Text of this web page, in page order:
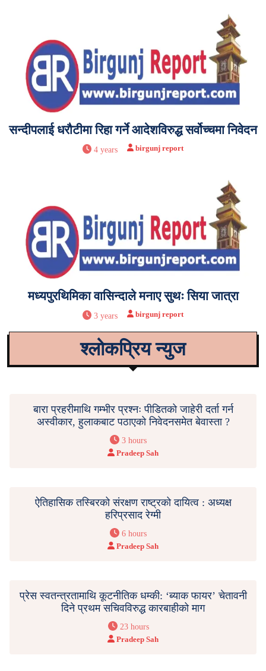
सन्दीपलाई धरौटीमा रिहा गर्ने आदेशविरुद्ध सर्वोच्चमा निवेदन
4 years birgunj report
मध्यपुरथिमिका वासिन्दाले मनाए सुथः सिया जात्रा
3 years birgunj report
श्लोकप्रिय न्युज
बारा प्रहरीमाथि गम्भीर प्रश्नः पीडितको जाहेरी दर्ता गर्न
अस्वीकार, हुलाकबाट पठाएको निवेदनसमेत बेवास्ता ?
3 hours
Pradeep Sah
ऐतिहासिक तस्बिरको संरक्षण राष्ट्रको दायित्व : अध्यक्ष
हरिप्रसाद रेग्मी
6 hours
Pradeep Sah
प्रेस स्वतन्त्रतामाथि कूटनीतिक धम्की: ‘ब्याक फायर’ चेतावनी
दिने प्रथम सचिवविरुद्ध कारबाहीको माग
23 hours
Pradeep Sah